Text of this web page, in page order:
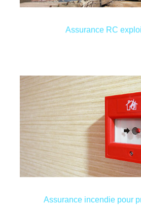
Assurance RC
Assurance incendie pour
Assurance incendie pour
La perte de la surface
est dramatique pour son
entrepôt avec l’ensemble des
tout autant. L’assurance
professionnels couvre
d’inondations, d’intempéries
encore des dégâts de